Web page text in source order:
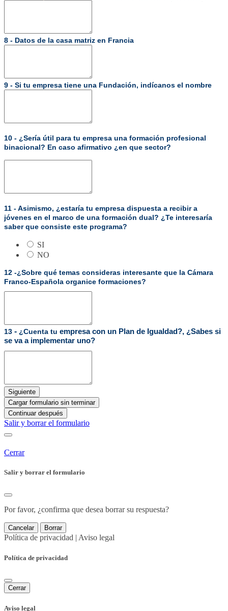
8 - Datos de la casa matriz en Francia
9 - Si tu empresa tiene una Fundación, indícanos el nombre
10 - ¿Sería útil para tu empresa una formación profesional
binacional? En caso afirmativo ¿en que sector?
11 - Asimismo, ¿estaría tu empresa dispuesta a recibir a
jóvenes en el marco de una formación dual? ¿Te interesaría
saber que consiste este programa?
SI
NO
12 -¿Sobre qué temas consideras interesante que la Cámara
Franco-Española organice formaciones?
13 - ¿Cuenta tu empresa con un Plan de Igualdad?, ¿Sabes si
se va a implementar uno?
Siguiente
Cargar formulario sin terminar
Continuar después
Salir y borrar el formulario
Cerrar
Salir y borrar el formulario
Por favor, ¿confirma que desea borrar su respuesta?
Cancelar Borrar
Política de privacidad Aviso legal
Política de privacidad
Cerrar
Aviso legal